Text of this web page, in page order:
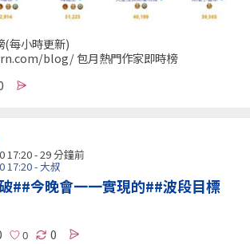
(每小時更新)
blog/ 包月熱門作家即時榜
17:20 -29 分鐘前
17:20 - 大叔
##今晚會一一實現的##波段目標
0